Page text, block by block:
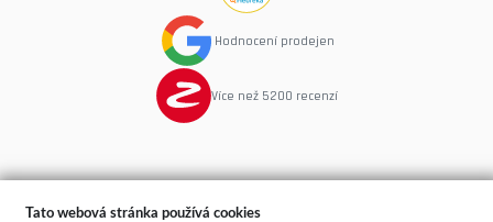
Hodnocení prodejen
Více než 5200 recenzí
Tato webová stránka používá cookies